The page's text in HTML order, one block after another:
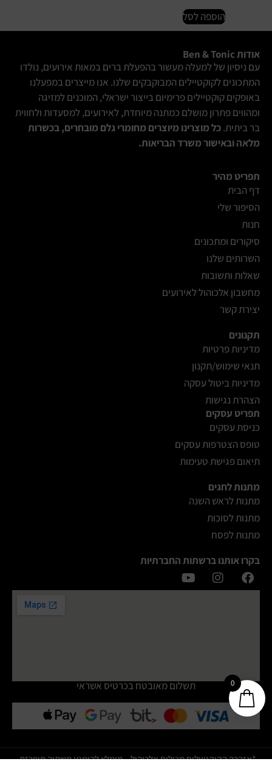
הוספה לסל
אודות Ben & Tonic
עם ניסיון של למעלה מעשור בהפעלת ברים במאות אירועים, נולדו
המתכונים לקוקטיילים המבוקבקים שלנו. אנו מייצרים במפעלנו
באופקים קוקטיילים פרימיום בייצור ישראלי, המוכנים למזיגה
ומהווים פתרון מושלם כמתנה מיוחדת, לאירועים, למסעדות ולחווית
בר ביתית.כל מוצרינו מיוצרים מחומרי גלם מובחרים, בכשרות
מלאה ובאישור משרד הבריאות.
תפריט מהיר
דף הבית
הסיפור שלי
חנות
סיקורים ומתכונים
השרותים שלנו
שאלות ותשובות
מחשבון אלכוהול לאירועים
יצירת קשר
תקנונים
מדיניות פרטיות
תנאי שימוש/תקנון
מדיניות ביטול עסקה
הצהרת נגישות
תפריט עסקים
כניסת עסקים
טופס הצטרפות עסקים
תיאום פגישת טעימות
מתנות לחגים
מתנות לראש השנה
מתנות לסוכות
מתנות לפסח
בקרו אותנו ברשתות החברתיות
תשלום מאובטח בכרטיס אשראי
*אזהרה הקוקטיילים מכילים אלכוהול – מומלץ להימנע משתיה מופרזת.
0